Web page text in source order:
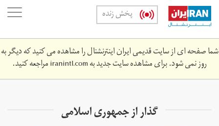
Skip
main
content
پخش زنده
شما صفحه ای از سایت قدیمی ایران اینترنشنال را مشاهده می کنید که دیگر به
روز نمی شود. برای مشاهده سایت جدید بهiranintl.comمراجعه کنید.
گذار از جمهوری اسلامی